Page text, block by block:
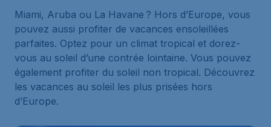
Miami, Aruba ou La Havane ? Hors d’Europe, vous
pouvez aussi profiter de vacances ensoleillées
parfaites. Optez pour un climat tropical et dorez-
vous au soleil d’une contrée lointaine. Vous pouvez
également profiter du soleil non tropical. Découvrez
les vacances au soleil les plus prisées hors
d’Europe.